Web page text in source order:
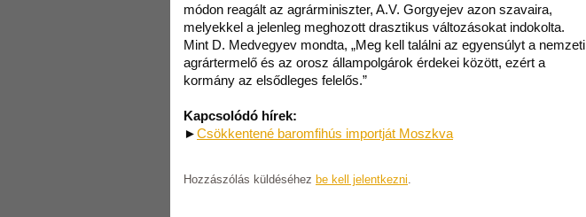
módon reagált az agrárminiszter, A.V. Gorgyejev azon szavaira,
melyekkel a jelenleg meghozott drasztikus változásokat indokolta.
Mint D. Medvegyev mondta, „Meg kell találni az egyensúlyt a nemzeti
agrártermelő és az orosz állampolgárok érdekei között, ezért a
kormány az elsődleges felelős.”
Kapcsolódó hírek:
►Csökkentené baromfihús importját Moszkva
Hozzászólás küldéséhez be kell jelentkezni.